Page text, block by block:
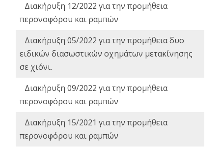
Διακήρυξη 12/2022 για την προμήθεια
περονοφόρου και ραμπών
Διακήρυξη 05/2022 για την προμήθεια δυο
ειδικών διασωστικών οχημάτων μετακίνησης
σε χιόνι.
Διακήρυξη 09/2022 για την προμήθεια
περονοφόρου και ραμπών
Διακήρυξη 15/2021 για την προμήθεια
περονοφόρου και ραμπών